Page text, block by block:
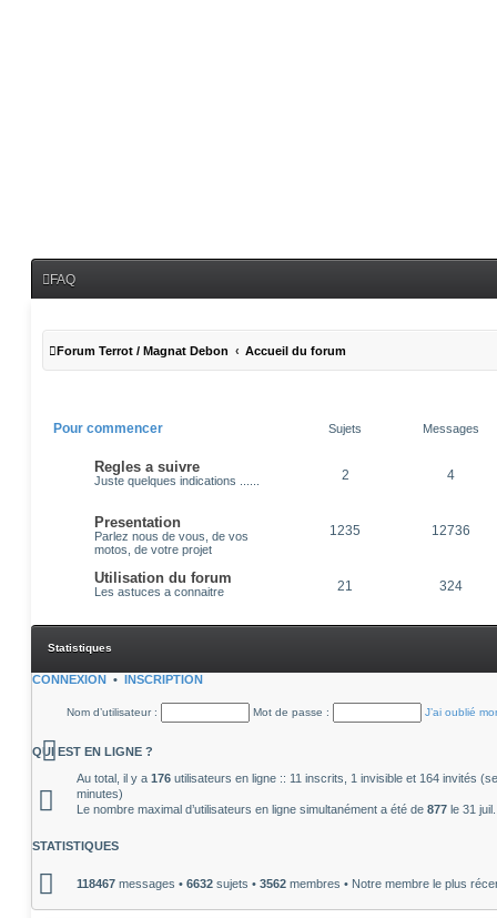
FAQ
Forum Terrot / Magnat Debon Accueil du forum
Pour commencer Sujets Messages
Regles a suivre
Juste quelques indications ...... 2 4
Presentation
Parlez nous de vous, de vos
motos, de votre projet
1235 12736
Utilisation du forum
Les astuces a connaitre 21 324
Statistiques
CONNEXION • INSCRIPTION
Nom d’utilisateur : Mot de passe : J’ai oublié
QUI EST EN LIGNE ?
Au total, il y a 176 utilisateurs en ligne :: 11 inscrits, 1 invisible et 164 invités
minutes)
Le nombre maximal d’utilisateurs en ligne simultanément a été de 877 le 31
STATISTIQUES
118467 messages • 6632 sujets • 3562 membres • Notre membre le plus